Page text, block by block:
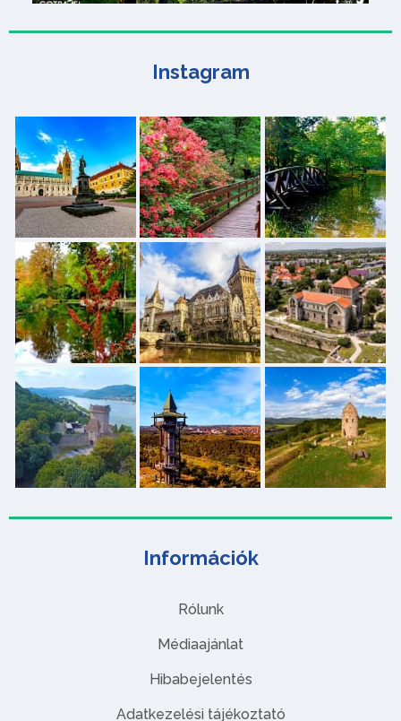
Információk
Rólunk
Médiaajánlat
Hibabejelentés
Adatkezelési tájékoztató
Instagram